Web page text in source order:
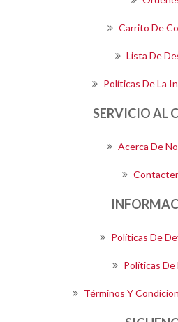
Carrito De
Lista De
Políticas De La
SERVICIO AL
Acerca De
Políticas De
Políticas De
Términos Y